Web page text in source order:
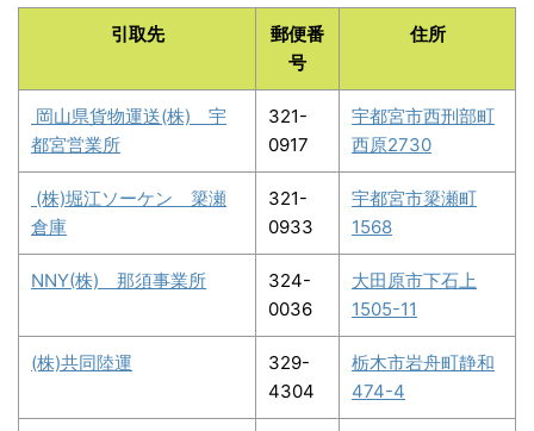
引取先
郵便番
号
住所
岡山県貨物運送(株) 宇
都宮営業所
321-
0917
宇都宮市西刑部町
西原2730
(株)堀江ソーケン 簗瀬
倉庫
321-
0933
宇都宮市簗瀬町
1568
NNY(株) 那須事業所
324-
0036
大田原市下石上
1505-11
(株)共同陸運
329-
4304
栃木市岩舟町静和
474-4